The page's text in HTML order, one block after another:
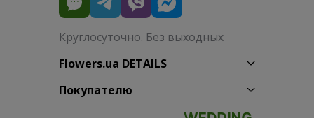
Круглосуточно. Без выходных
Flowers.ua DETAILS
Покупателю